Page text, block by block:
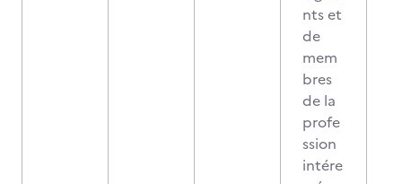
nts et
de
mem
bres
de la
profe
ssion
intére